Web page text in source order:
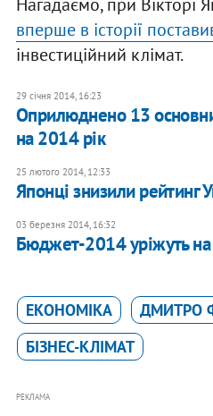
Нагадаємо, при Вікторі
вперше в історії
інвестиційний клімат.
29 січня 2014, 16:23
Оприлюднено 13
на 2014 рік
25 лютого 2014, 12:33
Японці знизили рейтинг
03 березня 2014, 16:32
Бюджет-2014 уріжуть
ЕКОНОМІКА
ДМИТРО
БІЗНЕС-КЛІМАТ
РЕКЛАМА